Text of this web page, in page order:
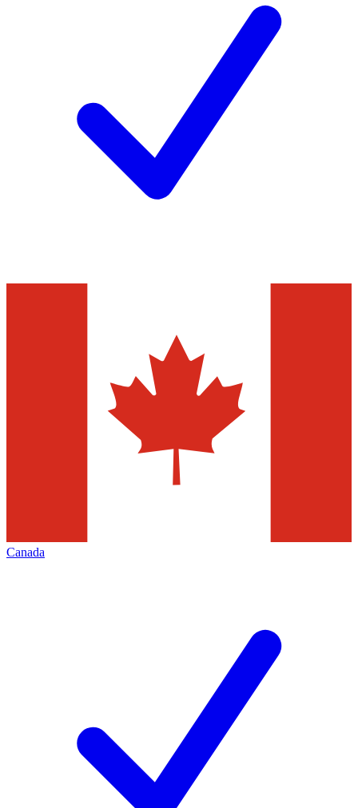
Canada